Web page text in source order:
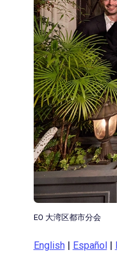
EO 大湾区都市分会
English| Español|